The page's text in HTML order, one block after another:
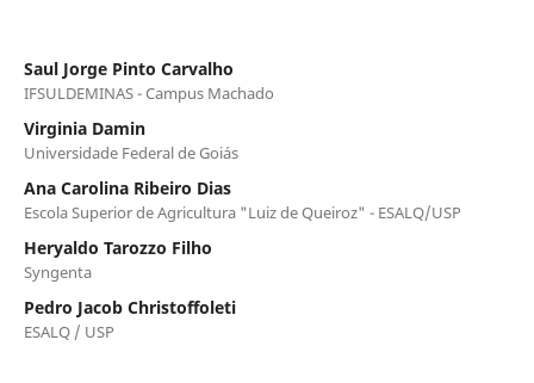
Saul Jorge Pinto Carvalho
IFSULDEMINAS - Campus Machado
Virginia Damin
Universidade Federal de Goiás
Ana Carolina Ribeiro Dias
Escola Superior de Agricultura "Luiz de Queiroz" - ESALQ/USP
Heryaldo Tarozzo Filho
Syngenta
Pedro Jacob Christoffoleti
ESALQ / USP